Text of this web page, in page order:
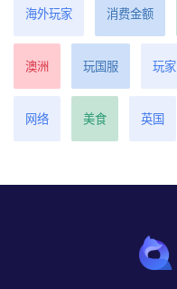
海外玩家 消费金额
澳洲 玩国服 玩家
网络 美食 英国